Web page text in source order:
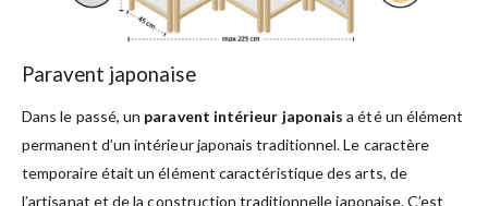
Paravent japonaise
Dans le passé, un paravent intérieur japonais a été un élément
permanent d’un intérieur japonais traditionnel. Le caractère
temporaire était un élément caractéristique des arts, de
l’artisanat et de la construction traditionnelle japonaise. C’est